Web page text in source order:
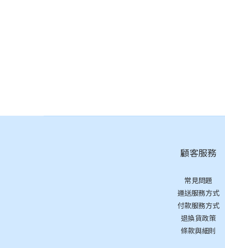
顧客服務
常見問題
運送服務方式
付款服務方式
退換貨政策
條款與細則